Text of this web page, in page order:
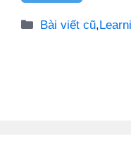
Danh
Bài viết cũ,